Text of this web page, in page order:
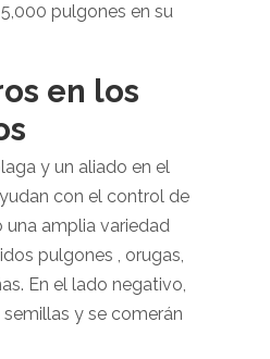
pulgones en su
en los
y un aliado en el
con el control de
amplia variedad
pulgones , orugas,
En el lado negativo,
semillas y se comerán